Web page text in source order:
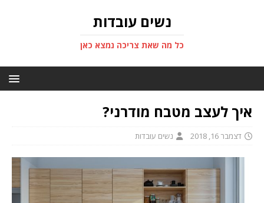
נשים עובדות
כל מה שאת צריכה נמצא כאן
איך לעצב מטבח מודרני?
דצמבר 16, 2018 נשים עובדות